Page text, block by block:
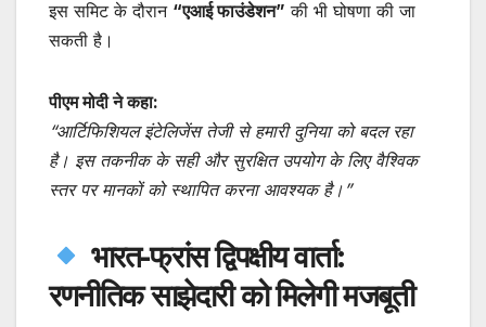
इस समिट के दौरान “एआई फाउंडेशन” की भी घोषणा की जा
सकती है।
पीएम मोदी ने कहा:
“आर्टिफिशियल इंटेलिजेंस तेजी से हमारी दुनिया को बदल रहा
है। इस तकनीक के सही और सुरक्षित उपयोग के लिए वैश्विक
स्तर पर मानकों को स्थापित करना आवश्यक है।”
भारत-फ्रांस द्विपक्षीय वार्ता:
रणनीतिक साझेदारी को मिलेगी मजबूती